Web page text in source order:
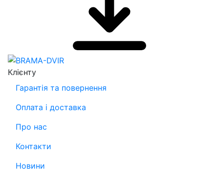
Клієнту
Гарантія та повернення
Оплата і доставка
Про нас
Контакти
Новини